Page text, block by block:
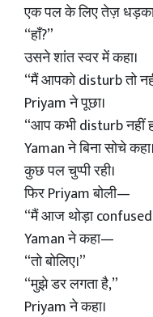
एक पल के लिए तेज़
“हाँ?”
उसने शांत स्वर में कहा।
“मैं आपको disturb तो
Priyam ने पूछा।
“आप कभी disturb नहीं
Yaman ने बिना सोचे कहा।
कुछ पल चुप्पी रही।
फिर Priyam बोली—
“मैं आज थोड़ा confused
Yaman ने कहा—
“तो बोलिए।”
“मुझे डर लगता है,”
Priyam ने कहा।